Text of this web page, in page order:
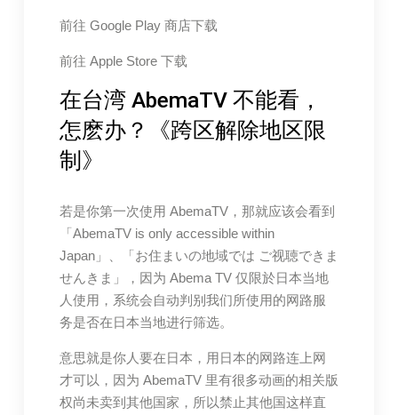
前往 Google Play 商店下载
前往 Apple Store 下载
在台湾 AbemaTV 不能看，
怎麽办？《跨区解除地区限
制》
若是你第一次使用 AbemaTV，那就应该会看到
「AbemaTV is only accessible within
Japan」、「お住まいの地域では ご视聴できま
せんきま」，因为 Abema TV 仅限於日本当地
人使用，系统会自动判别我们所使用的网路服
务是否在日本当地进行筛选。
意思就是你人要在日本，用日本的网路连上网
才可以，因为 AbemaTV 里有很多动画的相关版
权尚未卖到其他国家，所以禁止其他国这样直